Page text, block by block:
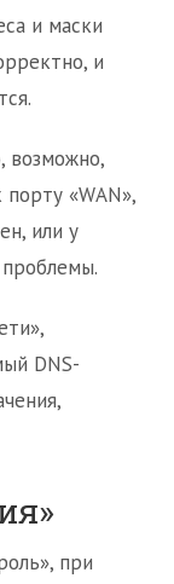
и маски
и
возможно,
«WAN»,
или у
DNS-
при